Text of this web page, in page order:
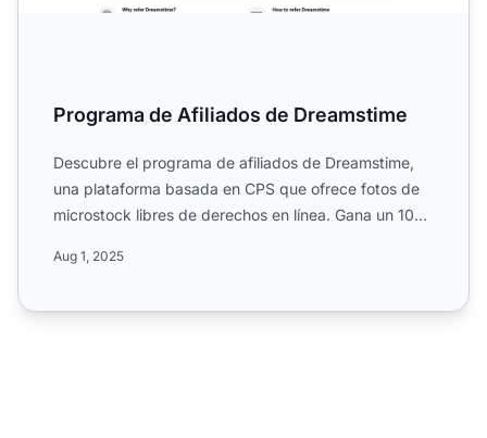
Programa de Afiliados de Dreamstime
Descubre el programa de afiliados de Dreamstime,
una plataforma basada en CPS que ofrece fotos de
microstock libres de derechos en línea. Gana un 10%
Aug 1, 2025